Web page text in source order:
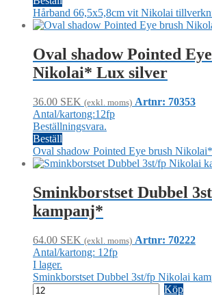
Hårband 66,5x5,8cm vit Nikolai
Oval shadow Pointed
Nikolai* Lux silver
36.00 SEK (exkl. moms) Artnr: 70353
Antal/kartong:12fp
Beställningsvara.
Beställ
Oval shadow Pointed Eye brush
Sminkborstset Dubbel
kampanj*
64.00 SEK (exkl. moms) Artnr: 70222
Antal/kartong: 12fp
I lager.
Sminkborstset Dubbel 3st/fp Nikolai
Köp